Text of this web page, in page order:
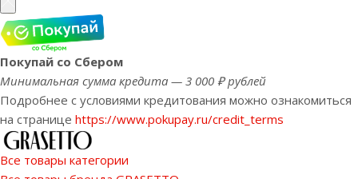
Покупай со Сбером
Минимальная сумма кредита — 3 000 ₽ рублей
Подробнее с условиями кредитования можно ознакомиться
на странице https://www.pokupay.ru/credit_terms
Все товары категории